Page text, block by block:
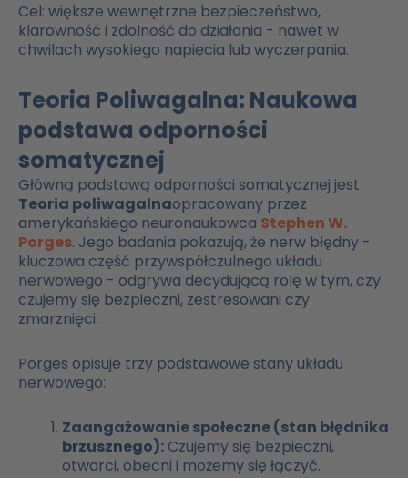
Cel: większe wewnętrzne bezpieczeństwo,
klarowność i zdolność do działania - nawet w
chwilach wysokiego napięcia lub wyczerpania.
Teoria Poliwagalna: Naukowa
podstawa odporności
somatycznej
Główną podstawą odporności somatycznej jest
Teoria poliwagalnaopracowany przez
amerykańskiego neuronaukowca Stephen W.
Porges. Jego badania pokazują, że nerw błędny -
kluczowa część przywspółczulnego układu
nerwowego - odgrywa decydującą rolę w tym, czy
czujemy się bezpieczni, zestresowani czy
zmarznięci.
Porges opisuje trzy podstawowe stany układu
nerwowego:
Zaangażowanie społeczne (stan błędnika
brzusznego): Czujemy się bezpieczni,
otwarci, obecni i możemy się łączyć.